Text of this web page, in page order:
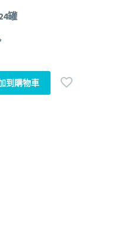
罐
到購物車